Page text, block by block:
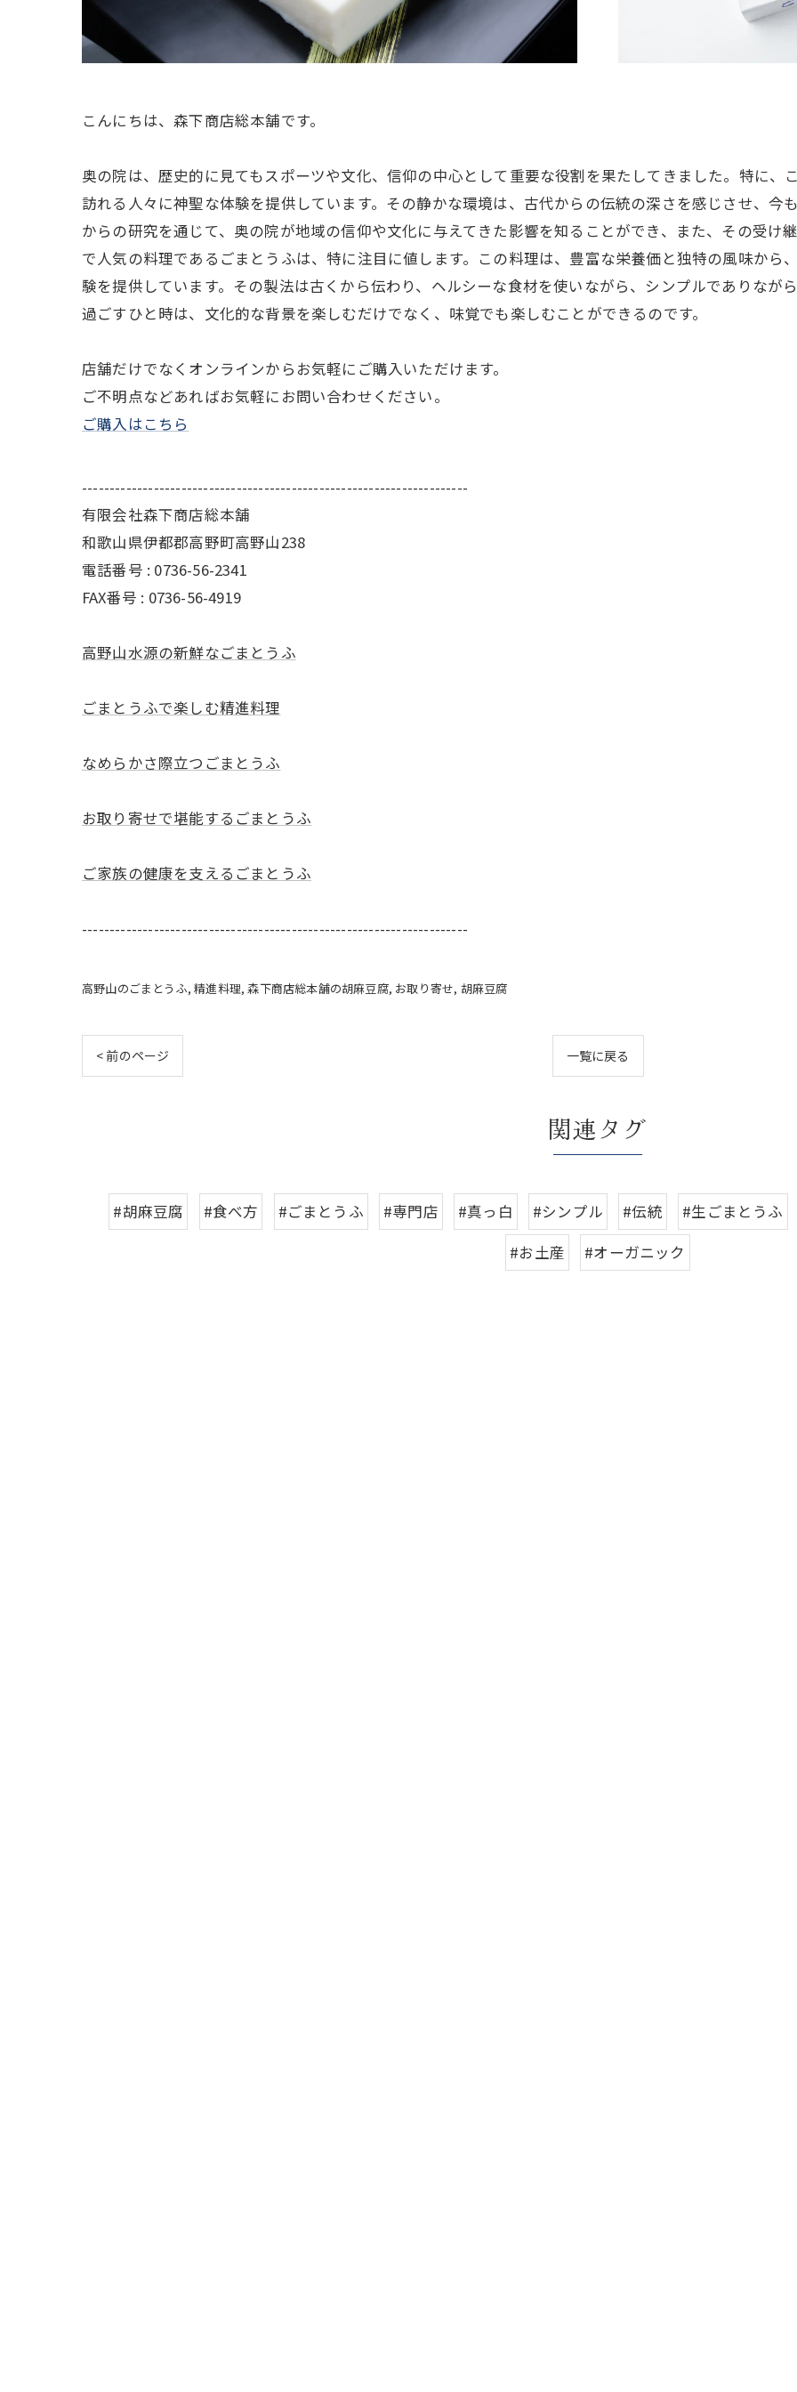
こんにちは、森下商店総本舗です。
奥の院は、歴史的に見てもスポーツや文化、信仰の中心として重要な役割を果たしてきました。特に、
訪れる人々に神聖な体験を提供しています。その静かな環境は、古代からの伝統の深さを感じさせ、今
からの研究を通じて、奥の院が地域の信仰や文化に与えてきた影響を知ることができ、また、その受け
で人気の料理であるごまとうふは、特に注目に値します。この料理は、豊富な栄養価と独特の風味から
験を提供しています。その製法は古くから伝わり、ヘルシーな食材を使いながら、シンプルでありなが
過ごすひと時は、文化的な背景を楽しむだけでなく、味覚でも楽しむことができるのです。
店舗だけでなくオンラインからお気軽にご購入いただけます。
ご不明点などあればお気軽にお問い合わせください。
ご購入はこちら
----------------------------------------------------------------------
有限会社森下商店総本舗
和歌山県伊都郡高野町高野山238
電話番号 : 0736-56-2341
FAX番号 : 0736-56-4919
高野山水源の新鮮なごまとうふ
ごまとうふで楽しむ精進料理
なめらかさ際立つごまとうふ
お取り寄せで堪能するごまとうふ
ご家族の健康を支えるごまとうふ
----------------------------------------------------------------------
高野山のごまとうふ 精進料理 森下商店総本舗の胡麻豆腐 お取り寄せ 胡麻豆腐
< 前のページ 一覧に戻る
関連タグ
#胡麻豆腐 #食べ方 #ごまとうふ #専門店 #真っ白 #シンプル #伝統 #生ごまとうふ
#お土産
#オーガニック